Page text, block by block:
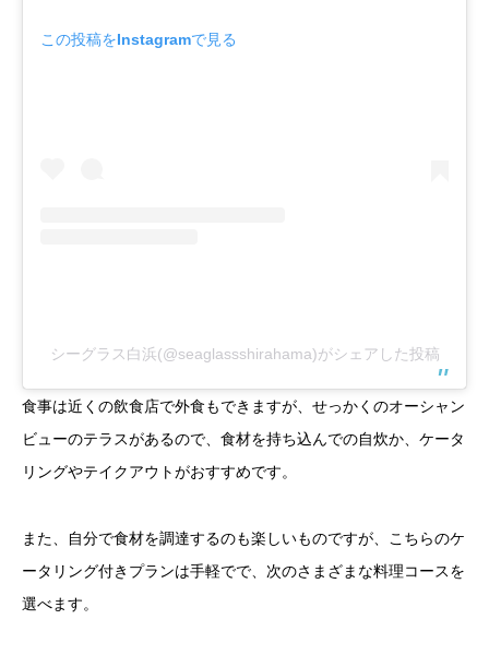
この投稿をInstagramで見る
シーグラス白浜(@seaglassshirahama)がシェアした投稿
食事は近くの飲食店で外食もできますが、せっかくのオーシャン
ビューのテラスがあるので、食材を持ち込んでの自炊か、ケータ
リングやテイクアウトがおすすめです。
また、自分で食材を調達するのも楽しいものですが、こちらのケ
ータリング付きプランは手軽でで、次のさまざまな料理コースを
選べます。